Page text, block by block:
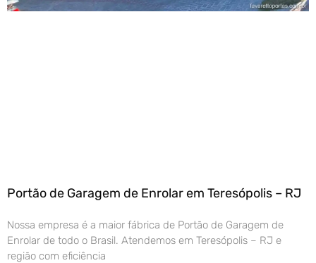
Portão de Garagem de Enrolar em Teresópolis – RJ
Nossa empresa é a maior fábrica de Portão de Garagem de
Enrolar de todo o Brasil. Atendemos em Teresópolis – RJ e
região com eficiência